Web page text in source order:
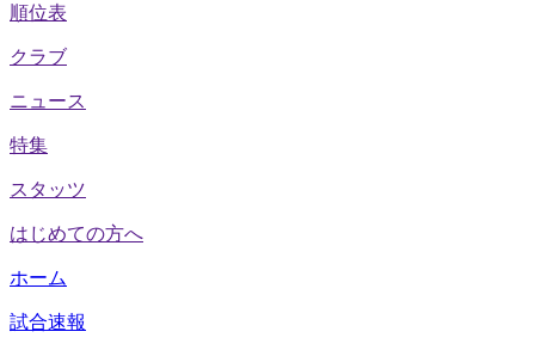
順位表
クラブ
ニュース
特集
スタッツ
はじめての方へ
ホーム
試合速報